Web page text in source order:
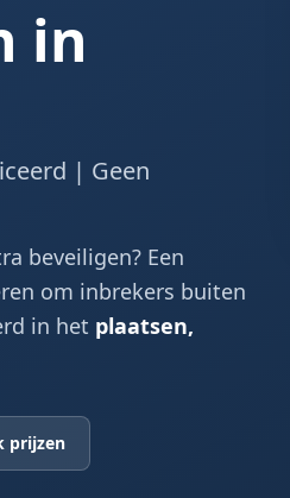
in
| Geen
beveiligen? Een
om inbrekers buiten
in het plaatsen,
prijzen